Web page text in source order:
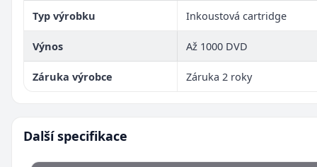
Typ výrobku Inkoustová cartridge
Výnos Až 1000 DVD
Záruka výrobce Záruka 2 roky
Další specifikace